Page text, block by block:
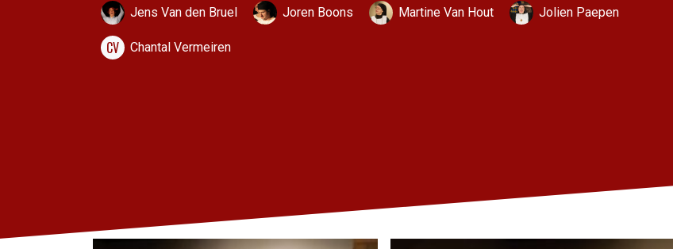
Jens Van den Bruel Joren Boons Martine Van Hout Jolien Paepen
CV Chantal Vermeiren